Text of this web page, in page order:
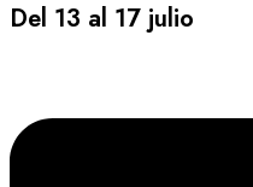
Del 13 al 17 julio